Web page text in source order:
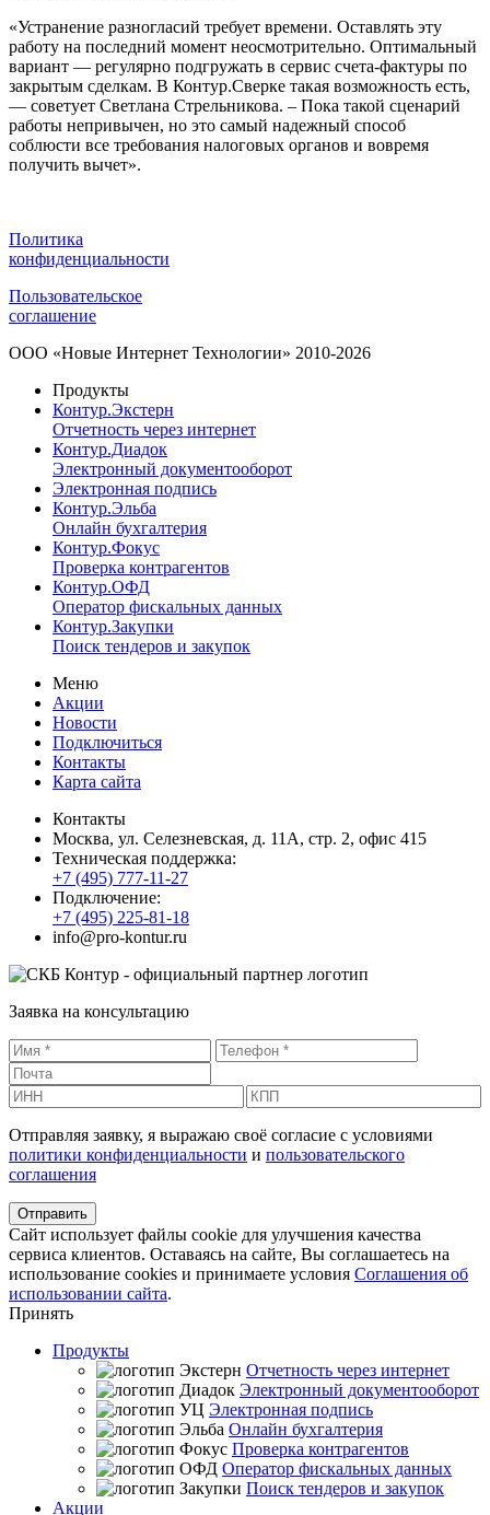
«Устранение разногласий требует времени. Оставлять эту
работу на последний момент неосмотрительно. Оптимальный
вариант — регулярно подгружать в сервис счета-фактуры по
закрытым сделкам. В Контур.Сверке такая возможность есть,
— советует Светлана Стрельникова. – Пока такой сценарий
работы непривычен, но это самый надежный способ
соблюсти все требования налоговых органов и вовремя
получить вычет».
Политика
конфиденциальности
Пользовательское
соглашение
ООО «Новые Интернет Технологии» 2010-2026
Продукты
Контур.Экстерн
Отчетность через интернет
Контур.Диадок
Электронный документооборот
Электронная подпись
Контур.Эльба
Онлайн бухгалтерия
Контур.Фокус
Проверка контрагентов
Контур.ОФД
Оператор фискальных данных
Контур.Закупки
Поиск тендеров и закупок
Меню
Акции
Новости
Подключиться
Контакты
Карта сайта
Контакты
Москва, ул. Селезневская, д. 11А, стр. 2, офис 415
Техническая поддержка:
+7 (495) 777-11-27
Подключение:
+7 (495) 225-81-18
info@pro-kontur.ru
Заявка на консультацию
Отправляя заявку, я выражаю своё согласие с условиями
политики конфиденциальности и пользовательского
соглашения
Сайт использует файлы cookie для улучшения качества
сервиса клиентов. Оставаясь на сайте, Вы соглашаетесь на
использование cookies и принимаете условия Соглашения об
использовании сайта.
Принять
Продукты
Отчетность через интернет
Электронный документооборот
Электронная подпись
Онлайн бухгалтерия
Проверка контрагентов
Оператор фискальных данных
Поиск тендеров и закупок
Акции